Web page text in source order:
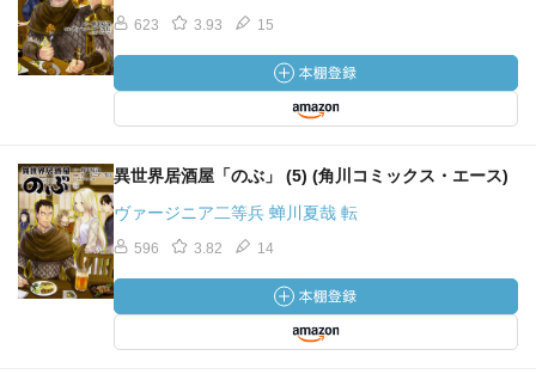
623 3.93 15
異世界居酒屋「のぶ」 (5) (角川コミックス・エース)
ヴァージニア二等兵 蝉川夏哉 転
596 3.82 14